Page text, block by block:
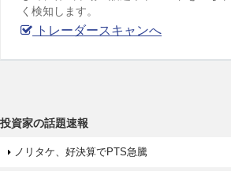
く検知します。
トレーダースキャンへ
投資家の話題速報
ノリタケ、好決算でPTS急騰